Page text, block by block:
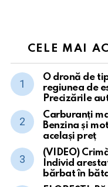
CELE MAI
O dronă de
regiunea de
Precizările
Carburanți
Benzina și
același preț
(VIDEO)
Individ
bărbat în